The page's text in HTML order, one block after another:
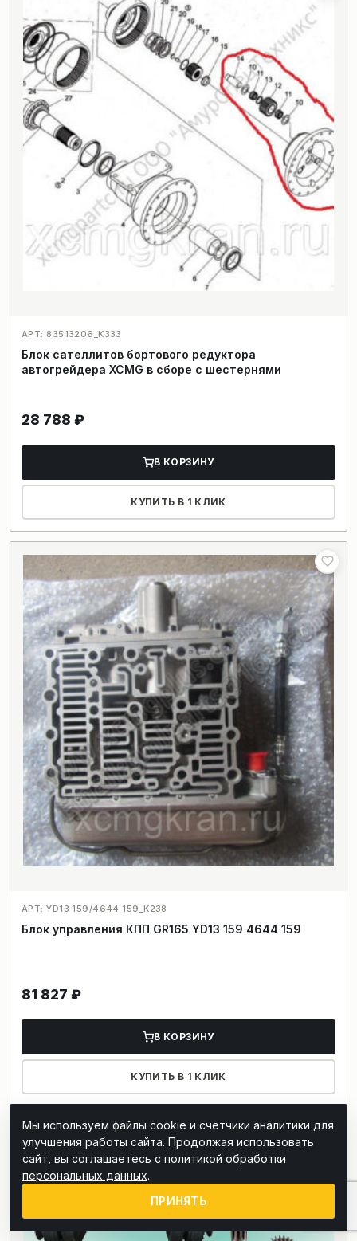
АРТ: 83513206_K333
Блок сателлитов бортового редуктора
автогрейдера XCMG в сборе с шестернями
28 788 ₽
В КОРЗИНУ
КУПИТЬ В 1 КЛИК
АРТ: YD13 159/4644 159_K238
Блок управления КПП GR165 YD13 159 4644 159
81 827 ₽
В КОРЗИНУ
КУПИТЬ В 1 КЛИК
Мы используем файлы cookie и счётчики аналитики для
улучшения работы сайта. Продолжая использовать
сайт, вы соглашаетесь с политикой обработки
персональных данных.
ПРИНЯТЬ